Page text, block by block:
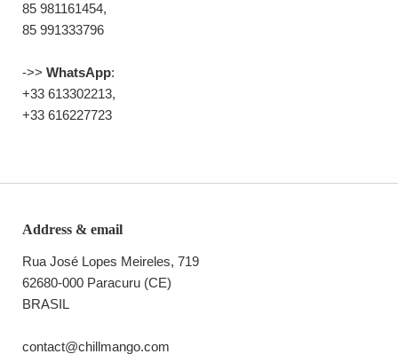
85 981161454,
85 991333796
->> WhatsApp:
+33 613302213,
+33 616227723
Address & email
Rua José Lopes Meireles, 719
62680-000 Paracuru (CE)
BRASIL
contact@chillmango.com